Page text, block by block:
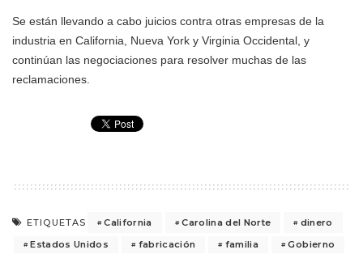
Se están llevando a cabo juicios contra otras empresas de la
industria en California, Nueva York y Virginia Occidental, y
continúan las negociaciones para resolver muchas de las
reclamaciones.
ETIQUETAS California Carolina del Norte
dinero
Estados Unidos
fabricación familia Gobierno